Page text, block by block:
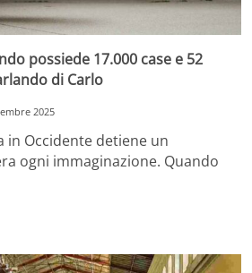
possiede 17.000 case e 52
di Carlo
2025
in Occidente detiene un
ogni immaginazione. Quando